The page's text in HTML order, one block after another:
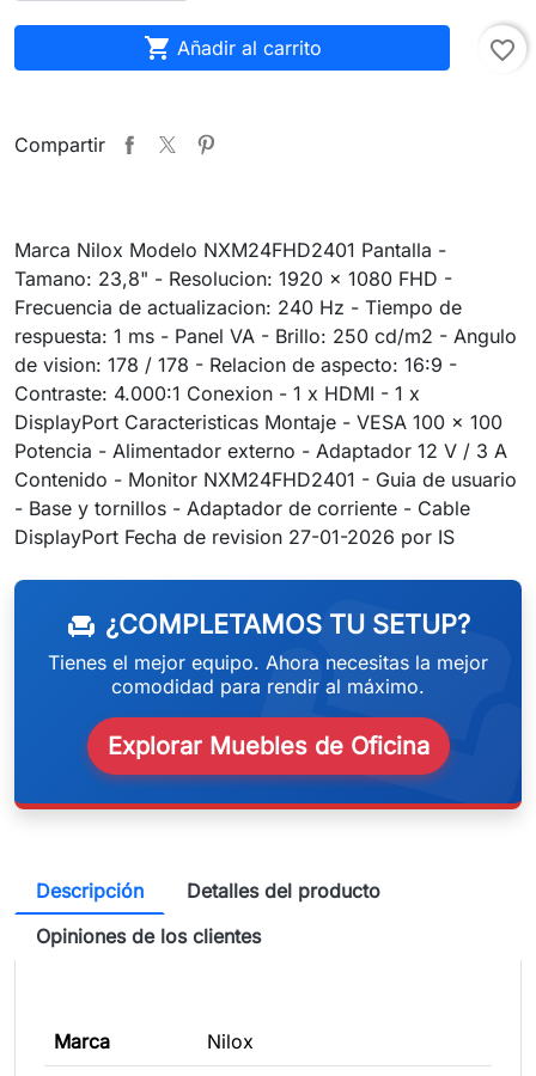
 Añadir al carrito favorite_border
Compartir
Marca Nilox Modelo NXM24FHD2401 Pantalla -
Tamano: 23,8" - Resolucion: 1920 x 1080 FHD -
Frecuencia de actualizacion: 240 Hz - Tiempo de
respuesta: 1 ms - Panel VA - Brillo: 250 cd/m2 - Angulo
de vision: 178 / 178 - Relacion de aspecto: 16:9 -
Contraste: 4.000:1 Conexion - 1 x HDMI - 1 x
DisplayPort Caracteristicas Montaje - VESA 100 x 100
Potencia - Alimentador externo - Adaptador 12 V / 3 A
Contenido - Monitor NXM24FHD2401 - Guia de usuario
- Base y tornillos - Adaptador de corriente - Cable
DisplayPort Fecha de revision 27-01-2026 por IS
chair ¿COMPLETAMOS TU SETUP?
Tienes el mejor equipo. Ahora necesitas la mejor
comodidad para rendir al máximo.
Explorar Muebles de Oficina
Descripción
Detalles del producto
Opiniones de los clientes
Marca Nilox